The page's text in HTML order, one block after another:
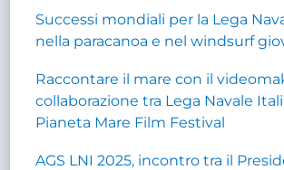
Successi mondiali per la Lega
nella paracanoa e nel windsurf
Raccontare il mare con il
collaborazione tra Lega Navale
Pianeta Mare Film Festival
AGS LNI 2025, incontro tra il